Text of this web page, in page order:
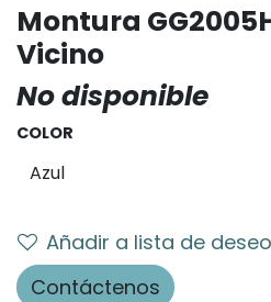
Montura
Vicino
No disponible
COLOR
Añadir a lista de
Contáctenos